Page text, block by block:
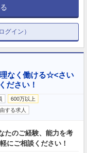
グイン）
なく働ける☆<さい
ださい！
600万以上
する求人
たのご経験、能力を考
にご相談ください！